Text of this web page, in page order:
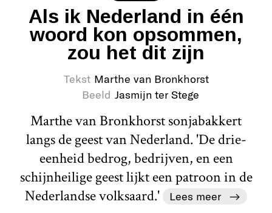
Als ik Nederland in één
woord kon opsommen,
zou het dit zijn
Tekst Marthe van Bronkhorst
Beeld Jasmijn ter Stege
Marthe van Bronkhorst sonjabakkert
langs de geest van Nederland. 'De drie-
eenheid bedrog, bedrijven, en een
schijnheilige geest lijkt een patroon in de
Nederlandse volksaard.'
Lees meer